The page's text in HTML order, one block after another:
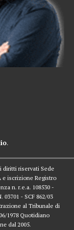
.
diritti riservati Sede
e iscrizione Registro
n. r.e.a. 108530 -
03701 - SCF 862/03
al Tribunale di
1978 Quotidiano
dal 2005.